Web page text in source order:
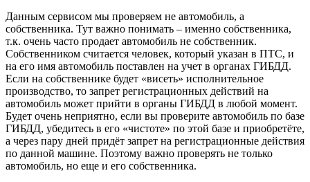
Данным сервисом мы проверяем не автомобиль, а
собственника. Тут важно понимать – именно собственника,
т.к. очень часто продает автомобиль не собственник.
Собственником считается человек, который указан в ПТС, и
на его имя автомобиль поставлен на учет в органах ГИБДД.
Если на собственнике будет «висеть» исполнительное
производство, то запрет регистрационных действий на
автомобиль может прийти в органы ГИБДД в любой момент.
Будет очень неприятно, если вы проверите автомобиль по базе
ГИБДД, убедитесь в его «чистоте» по этой базе и приобретёте,
а через пару дней придёт запрет на регистрационные действия
по данной машине. Поэтому важно проверять не только
автомобиль, но еще и его собственника.